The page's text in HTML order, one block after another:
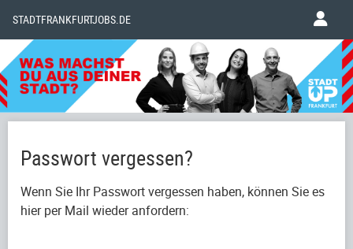
STADTFRANKFURTJOBS.DE
Passwort vergessen?
Wenn Sie Ihr Passwort vergessen haben, können Sie es
hier per Mail wieder anfordern: